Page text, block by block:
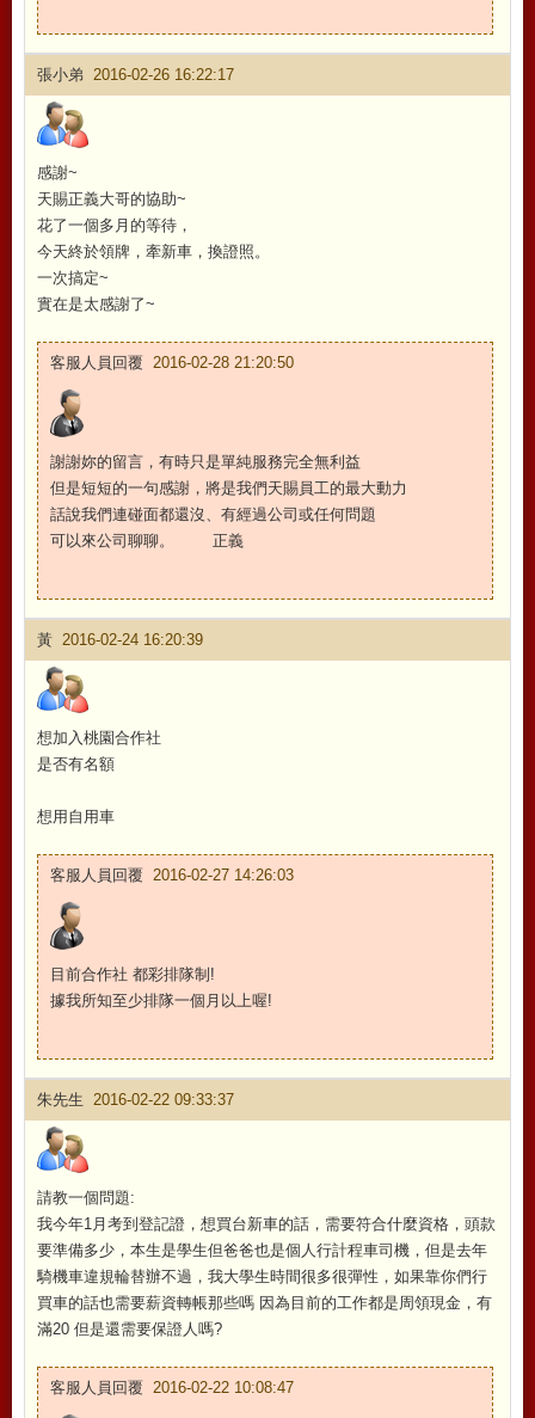
張小弟 2016-02-26 16:22:17
感謝~
天賜正義大哥的協助~
花了一個多月的等待，
今天終於領牌，牽新車，換證照。
一次搞定~
實在是太感謝了~
客服人員回覆 2016-02-28 21:20:50
謝謝妳的留言，有時只是單純服務完全無利益
但是短短的一句感謝，將是我們天賜員工的最大動力
話說我們連碰面都還沒、有經過公司或任何問題
可以來公司聊聊。 正義
黃 2016-02-24 16:20:39
想加入桃園合作社
是否有名額
想用自用車
客服人員回覆 2016-02-27 14:26:03
目前合作社 都彩排隊制!
據我所知至少排隊一個月以上喔!
朱先生 2016-02-22 09:33:37
請教一個問題:
我今年1月考到登記證，想買台新車的話，需要符合什麼資格，頭款
要準備多少，本生是學生但爸爸也是個人行計程車司機，但是去年
騎機車違規輪替辦不過，我大學生時間很多很彈性，如果靠你們行
買車的話也需要薪資轉帳那些嗎 因為目前的工作都是周領現金，有
滿20 但是還需要保證人嗎?
客服人員回覆 2016-02-22 10:08:47